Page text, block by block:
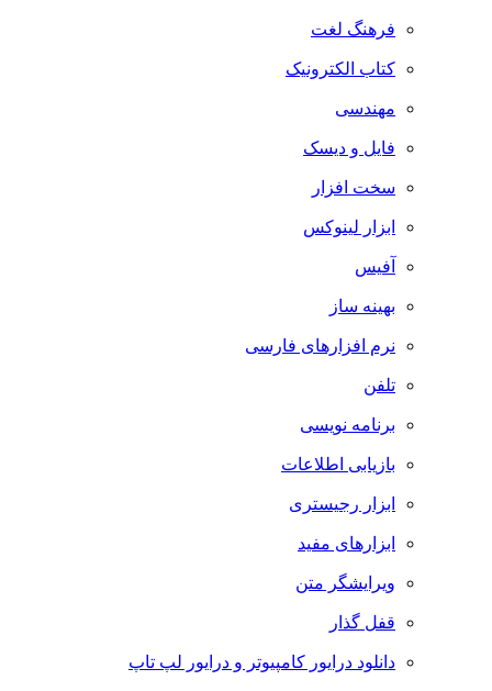
فرهنگ لغت
کتاب الکترونیک
مهندسی
فایل و دیسک
سخت افزار
ابزار لینوکس
آفیس
بهینه ساز
نرم افزارهای فارسی
تلفن
برنامه نویسی
بازیابی اطلاعات
ابزار رجیستری
ابزارهای مفید
ویرایشگر متن
قفل گذار
دانلود درایور کامپیوتر و درایور لپ تاپ